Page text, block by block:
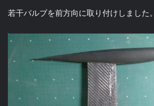
若干バルブを前方向に取り付けしました。